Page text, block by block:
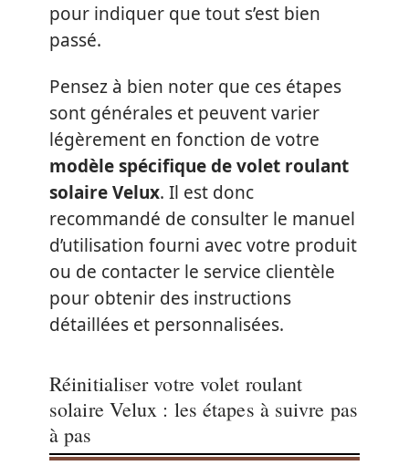
pour indiquer que tout s’est bien
passé.
Pensez à bien noter que ces étapes
sont générales et peuvent varier
légèrement en fonction de votre
modèle spécifique de volet roulant
solaire Velux. Il est donc
recommandé de consulter le manuel
d’utilisation fourni avec votre produit
ou de contacter le service clientèle
pour obtenir des instructions
détaillées et personnalisées.
Réinitialiser votre volet roulant
solaire Velux : les étapes à suivre pas
à pas